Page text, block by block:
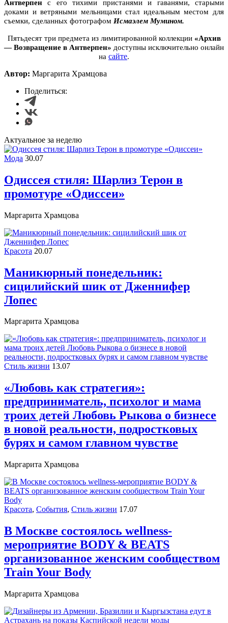
Антверпенс его тихими пристанями и гаванями, старыми
доками и ветряными мельницами стал идеальным местом для
съемки, сделанных фотографом Исмаэлем Мумином.
Пятьдесят три предмета из лимитированной коллекции «Архив
— Возвращение в Антверпен» доступны исключительно онлайн
на сайте.
Автор: Маргарита Храмцова
Поделиться:
Актуальное за неделю
Мода 30.07
Одиссея стиля: Шарлиз Терон в
промотуре «Одиссеи»
Маргарита Храмцова
Красота 20.07
Маникюрный понедельник:
сицилийский шик от Дженнифер
Лопес
Маргарита Храмцова
Стиль жизни 13.07
«Любовь как стратегия»:
предприниматель, психолог и мама
троих детей Любовь Рыкова о бизнесе
в новой реальности, подростковых
бурях и самом главном чувстве
Маргарита Храмцова
Красота, События, Стиль жизни 17.07
В Москве состоялось wellness-
мероприятие BODY & BEATS
организованное женским сообществом
Train Your Body
Маргарита Храмцова